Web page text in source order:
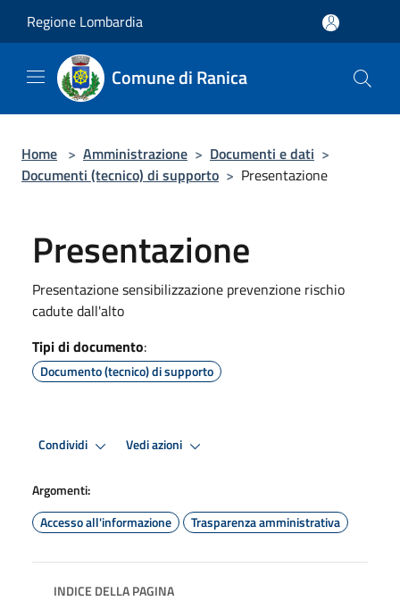
Regione Lombardia
Comune di Ranica
Home > Amministrazione > Documenti e dati >
Documenti (tecnico) di supporto > Presentazione
Presentazione
Presentazione sensibilizzazione prevenzione rischio
cadute dall'alto
Tipi di documento:
Documento (tecnico) di supporto
Condividi Vedi azioni
Argomenti:
Accesso all'informazione
Trasparenza amministrativa
INDICE DELLA PAGINA